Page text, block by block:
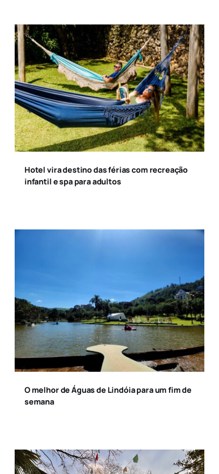
Hotel vira destino das férias com recreação
infantil e spa para adultos
O melhor de Águas de Lindóia para um fim de
semana